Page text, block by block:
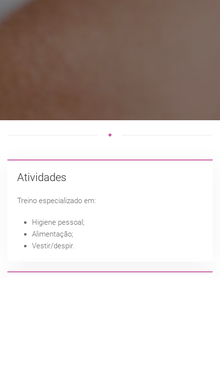
Atividades
Treino especializado em:
Higiene pessoal;
Alimentação;
Vestir/despir.